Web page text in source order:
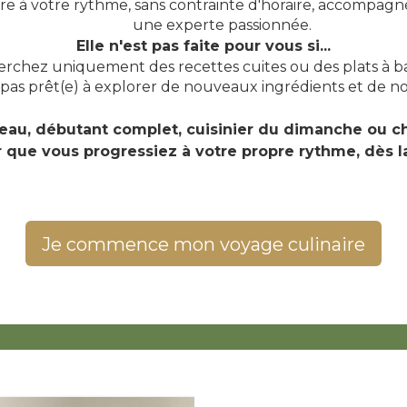
à votre rythme, sans contrainte d'horaire,
une experte passionnée.
Elle n'est pas faite pour vous si...
uniquement des recettes cuites ou des plats à
prêt(e) à explorer de nouveaux ingrédients et de
débutant complet, cuisinier du dimanche ou
vous progressiez à votre propre rythme, dès
Je commence mon voyage culinaire